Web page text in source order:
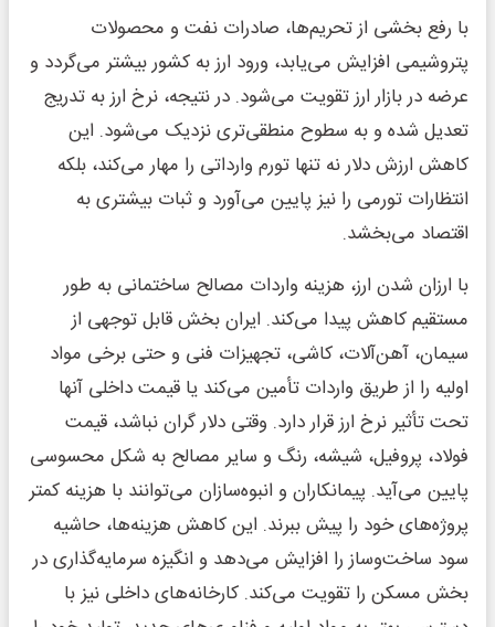
با رفع بخشی از تحریم‌ها، صادرات نفت و محصولات
پتروشیمی افزایش می‌یابد، ورود ارز به کشور بیشتر می‌گردد و
عرضه در بازار ارز تقویت می‌شود. در نتیجه، نرخ ارز به تدریج
تعدیل شده و به سطوح منطقی‌تری نزدیک می‌شود. این
کاهش ارزش دلار نه تنها تورم وارداتی را مهار می‌کند، بلکه
انتظارات تورمی را نیز پایین می‌آورد و ثبات بیشتری به
اقتصاد می‌بخشد.
با ارزان شدن ارز، هزینه واردات مصالح ساختمانی به طور
مستقیم کاهش پیدا می‌کند. ایران بخش قابل توجهی از
سیمان، آهن‌آلات، کاشی، تجهیزات فنی و حتی برخی مواد
اولیه را از طریق واردات تأمین می‌کند یا قیمت داخلی آنها
تحت تأثیر نرخ ارز قرار دارد. وقتی دلار گران نباشد، قیمت
فولاد، پروفیل، شیشه، رنگ و سایر مصالح به شکل محسوسی
پایین می‌آید. پیمانکاران و انبوه‌سازان می‌توانند با هزینه کمتر
پروژه‌های خود را پیش ببرند. این کاهش هزینه‌ها، حاشیه
سود ساخت‌وساز را افزایش می‌دهد و انگیزه سرمایه‌گذاری در
بخش مسکن را تقویت می‌کند. کارخانه‌های داخلی نیز با